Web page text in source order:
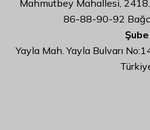
Mahmutbey Mahallesi,
86-88-90-92
Şube
Yayla Mah. Yayla Bulvarı